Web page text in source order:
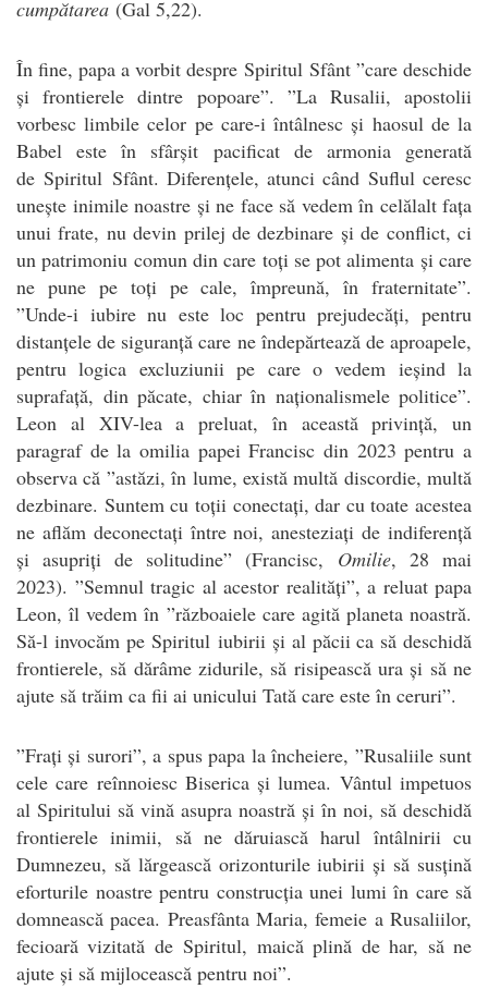
cumpătarea (Gal 5,22).
În fine, papa a vorbit despre Spiritul Sfânt ”care deschide
și frontierele dintre popoare”. ”La Rusalii, apostolii
vorbesc limbile celor pe care-i întâlnesc și haosul de la
Babel este în sfârșit pacificat de armonia generată
deSpiritul Sfânt. Diferențele, atunci când Suflul ceresc
unește inimile noastre și ne face să vedem în celălalt fața
unui frate, nu devin prilej de dezbinare și de conflict, ci
un patrimoniu comun din care toți se pot alimenta și care
ne pune pe toți pe cale, împreună, în fraternitate”.
”Unde-i iubire nu este loc pentru prejudecăți, pentru
distanțele de siguranță care ne îndepărtează de aproapele,
pentru logica excluziunii pe care o vedem ieșind la
suprafață, din păcate, chiar în naționalismele politice”.
Leon al XIV-lea a preluat, în această privință, un
paragraf de la omilia papei Francisc din 2023 pentru a
observa că ”astăzi, în lume, există multă discordie, multă
dezbinare. Suntem cu toții conectați, dar cu toate acestea
ne aflăm deconectați între noi, anesteziați de indiferență
și asupriți de solitudine” (Francisc, Omilie, 28 mai
2023). ”Semnul tragic al acestor realități”, a reluat papa
Leon, îl vedem în ”războaiele care agită planeta noastră.
Să-l invocăm peSpiritul iubirii și al păcii ca să deschidă
frontierele, să dărâme zidurile, să risipească ura și să ne
ajute să trăim ca fii ai unicului Tată care este în ceruri”.
”Frați și surori”, a spus papa la încheiere, ”Rusaliile sunt
cele care reînnoiesc Biserica și lumea. Vântul impetuos
al Spiritului să vină asupra noastră și în noi, să deschidă
frontierele inimii, să ne dăruiască harul întâlnirii cu
Dumnezeu, să lărgească orizonturile iubirii și să susțină
eforturile noastre pentru construcția unei lumi în care să
domnească pacea. Preasfânta Maria, femeie a Rusaliilor,
fecioară vizitată deSpiritul, maică plină de har, să ne
ajute și să mijlocească pentru noi”.